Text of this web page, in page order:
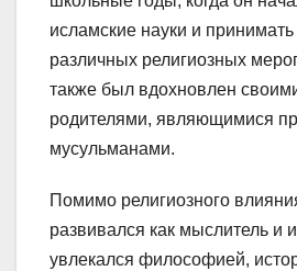
исламские науки и принимать
различных религиозных
также был вдохновлен
родителями, являющимися
мусульманами.
Помимо религиозного
развивался как мыслитель и
увлекался философией,